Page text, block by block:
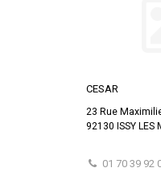
CESAR
23 Rue
92130 ISSY LES
01 70 39 92